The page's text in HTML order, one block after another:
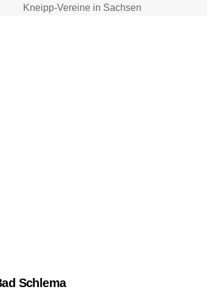
Kneipp-Vereine in Sachsen
Schlema